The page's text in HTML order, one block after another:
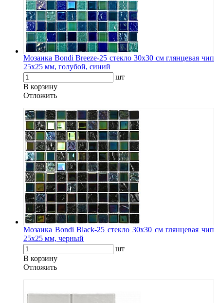
Мозаика Bondi Breeze-25 стекло 30х30 см глянцевая чип
25х25 мм, голубой, синий
шт
В корзину
Oтложить
Мозаика Bondi Black-25 стекло 30х30 см глянцевая чип
25х25 мм, черный
шт
В корзину
Oтложить